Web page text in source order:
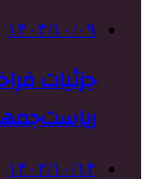
۱۴۰۳/۱۰/۰۹
جزئیات
ریاست‌جمهوری؛ ۱۵ بهمن
۱۴۰۲/۱۰/۱۴